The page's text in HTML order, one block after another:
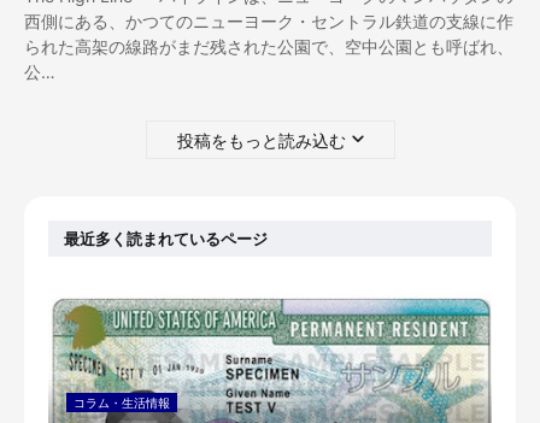
西側にある、かつてのニューヨーク・セントラル鉄道の支線に作
られた高架の線路がまだ残された公園で、空中公園とも呼ばれ、
公…
投稿をもっと読み込む
最近多く読まれているページ
コラム・生活情報